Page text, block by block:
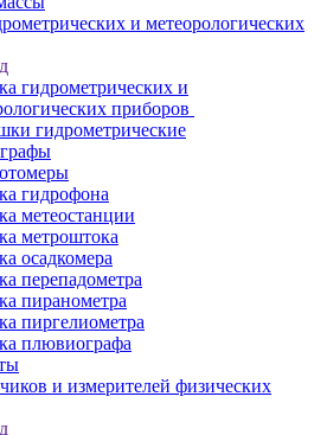
и метеорологических
гидрометрических и
приборов
гидрометрические
гидрофона
метеостанции
метроштока
осадкомера
перепадометра
пиранометра
пиргелиометра
плювиографа
и измерителей физических